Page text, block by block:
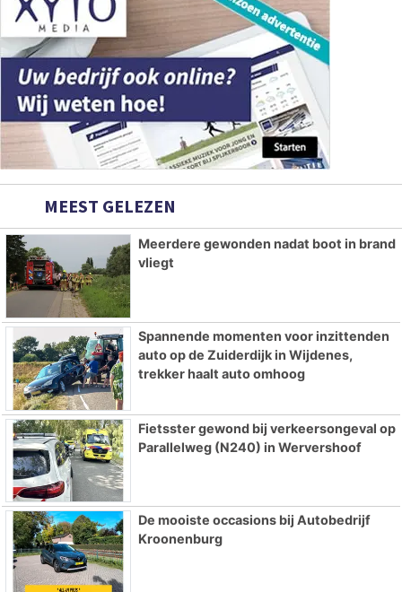
MEEST GELEZEN
Meerdere gewonden nadat boot in brand
vliegt
Spannende momenten voor inzittenden
auto op de Zuiderdijk in Wijdenes,
trekker haalt auto omhoog
Fietsster gewond bij verkeersongeval op
Parallelweg (N240) in Wervershoof
De mooiste occasions bij Autobedrijf
Kroonenburg